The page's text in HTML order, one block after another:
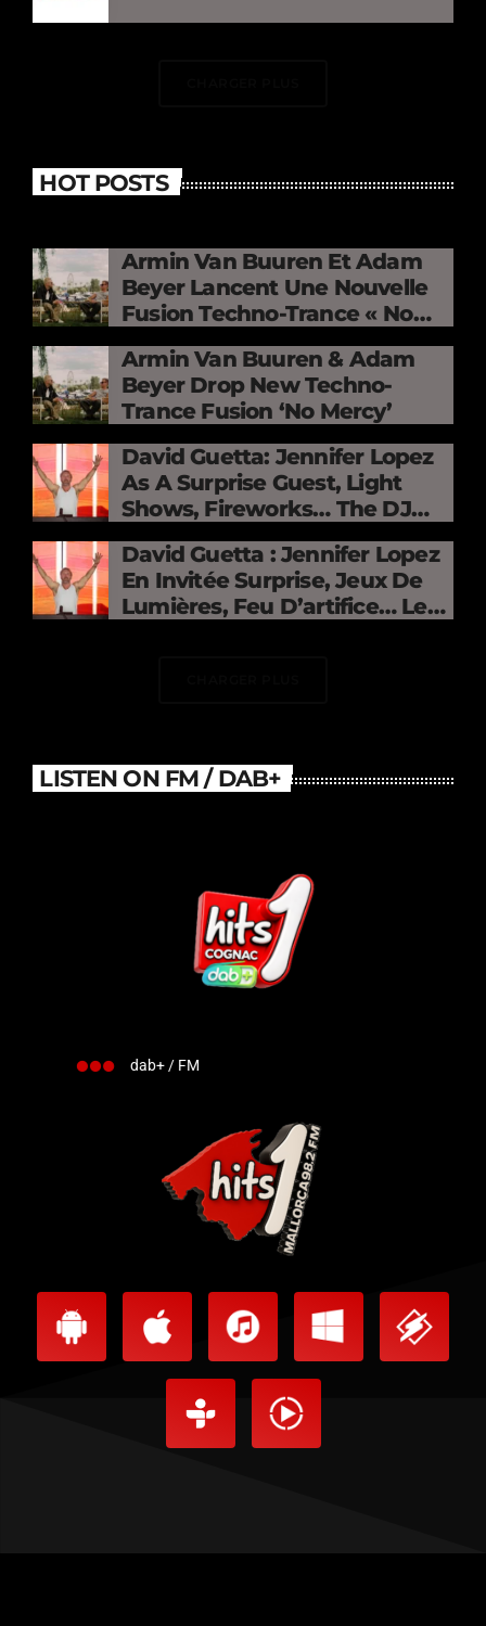
HOT POSTS
Armin Van Buuren Et Adam
Beyer Lancent Une Nouvelle
Fusion Techno-Trance « No
Mercy »
Armin Van Buuren & Adam
Beyer Drop New Techno-
Trance Fusion ‘No Mercy’
David Guetta: Jennifer Lopez
As A Surprise Guest, Light
Shows, Fireworks… The DJ
Electrifies The Stade De
France
David Guetta : Jennifer Lopez
En Invitée Surprise, Jeux De
Lumières, Feu D’artifice… Le
LISTEN ON FM / DAB+
dab+ / FM